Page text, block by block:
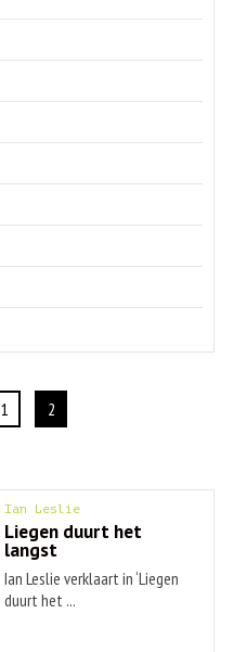
1 2
Ian Leslie
Liegen duurt het
langst
Ian Leslie verklaart in ‘Liegen
duurt het ...